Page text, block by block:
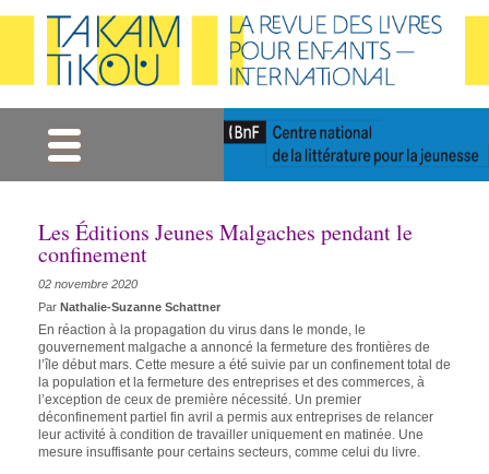
Les Éditions Jeunes Malgaches pendant le
confinement
02 novembre 2020
Par Nathalie-Suzanne Schattner
En réaction à la propagation du virus dans le monde, le
gouvernement malgache a annoncé la fermeture des frontières de
l’île début mars. Cette mesure a été suivie par un confinement total de
la population et la fermeture des entreprises et des commerces, à
l’exception de ceux de première nécessité. Un premier
déconfinement partiel fin avril a permis aux entreprises de relancer
leur activité à condition de travailler uniquement en matinée. Une
mesure insuffisante pour certains secteurs, comme celui du livre.